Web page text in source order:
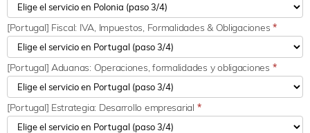
[Portugal] Fiscal: IVA, Impuestos, Formalidades & Obligaciones *
[Portugal] Aduanas: Operaciones, formalidades y obligaciones *
[Portugal] Estrategia: Desarrollo empresarial *